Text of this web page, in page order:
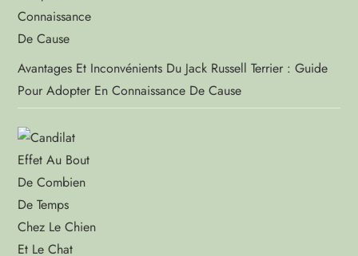
Avantages Et Inconvénients Du Jack Russell Terrier : Guide
Pour Adopter En Connaissance De Cause